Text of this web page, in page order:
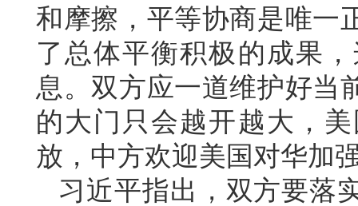
和摩擦，平等协商是唯一
了总体平衡积极的成果
息。双方应一道维护好当
的大门只会越开越大，
放，中方欢迎美国对华加
习近平指出，双方要落